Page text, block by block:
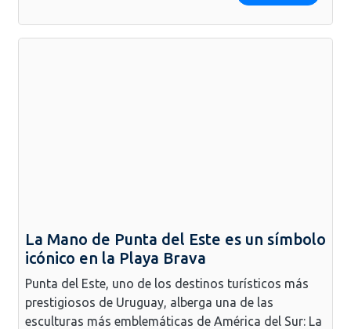
La Mano de Punta del Este es un símbolo
icónico en la Playa Brava
Punta del Este, uno de los destinos turísticos más
prestigiosos de Uruguay, alberga una de las
esculturas más emblemáticas de América del Sur: La